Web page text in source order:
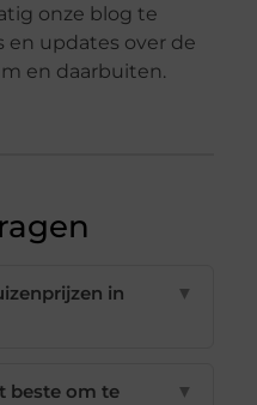
onze blog te
en updates over de
en daarbuiten.
in
▼
beste om te
▼